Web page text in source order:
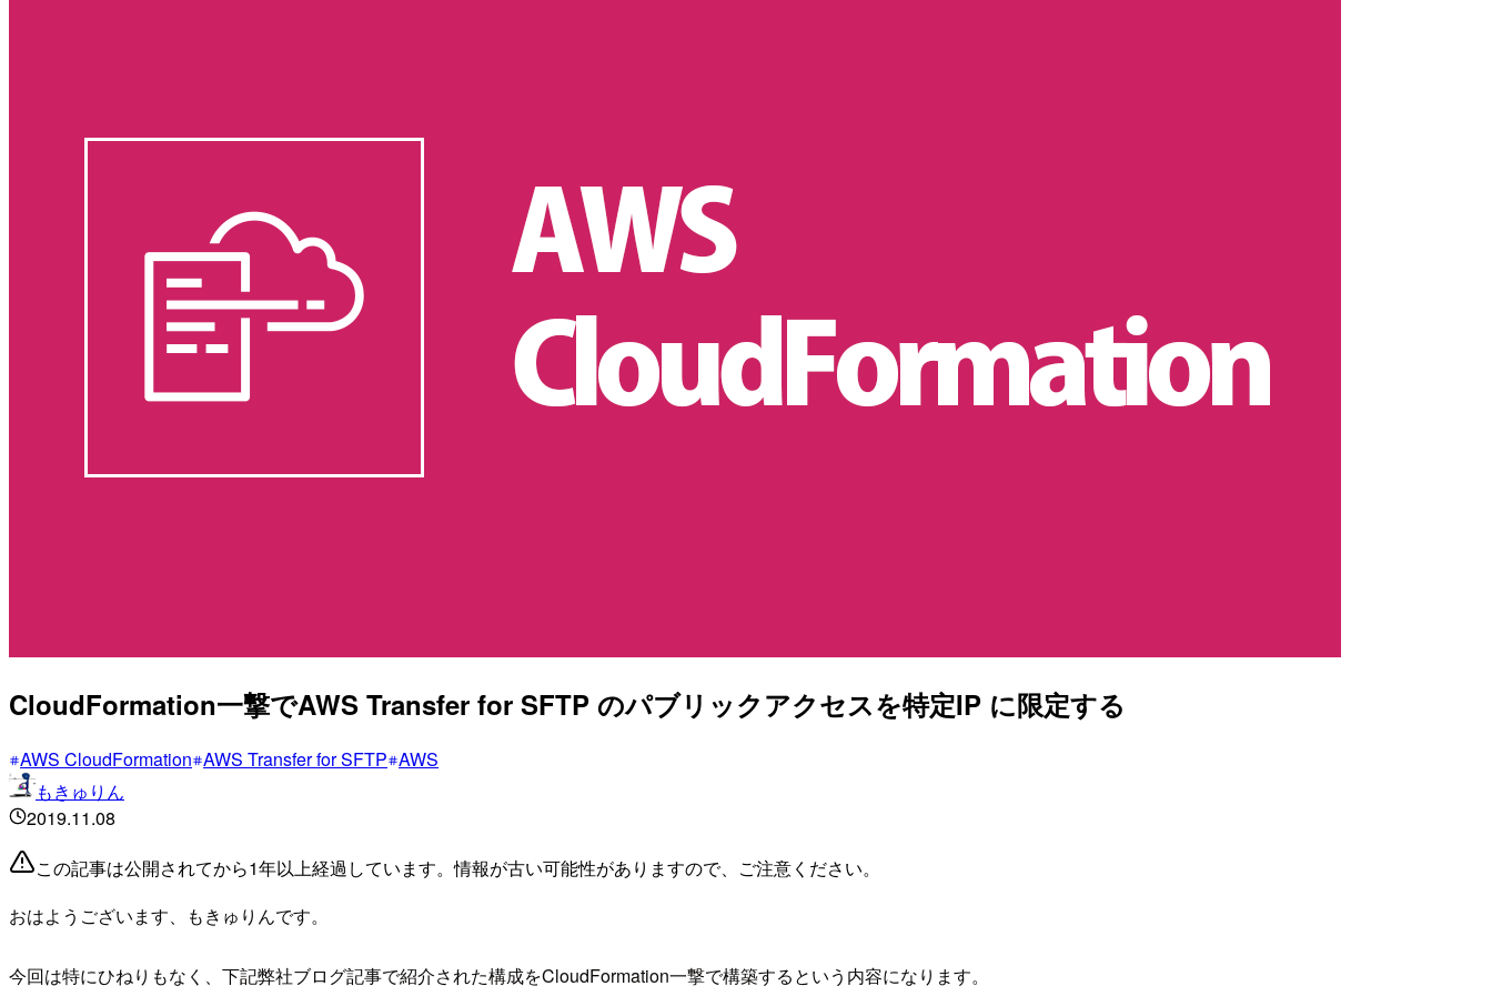
CloudFormation一撃でAWS Transfer for SFTP のパブリックアクセスを特定IP に限定する
AWS CloudFormation AWS Transfer for SFTP AWS
もきゅりん
2019.11.08
この記事は公開されてから1年以上経過しています。情報が古い可能性がありますので、ご注意ください。
おはようございます、もきゅりんです。
今回は特にひねりもなく、下記弊社ブログ記事で紹介された構成をCloudFormation一撃で構築するという内容になります。